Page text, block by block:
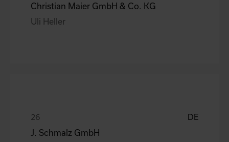
Christian Maier GmbH & Co. KG
Uli Heller
DE
J. Schmalz GmbH